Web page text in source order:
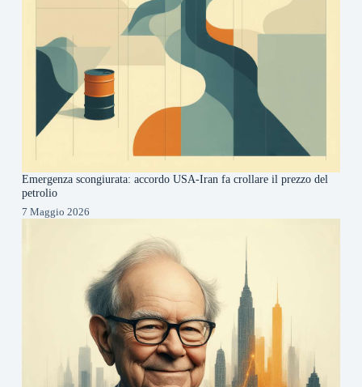
Emergenza scongiurata: accordo USA-Iran fa crollare il prezzo del
petrolio
7 Maggio 2026